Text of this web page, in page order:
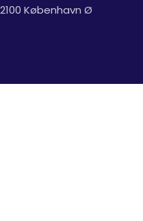
2100 København Ø